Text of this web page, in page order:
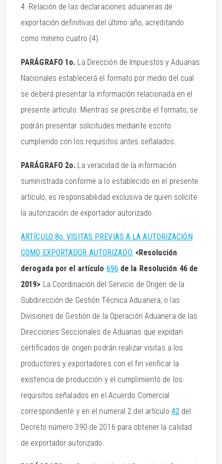
4. Relación de las declaraciones aduaneras de
exportación definitivas del último año, acreditando
como mínimo cuatro (4).
PARÁGRAFO 1o. La Dirección de Impuestos y Aduanas
Nacionales establecerá el formato por medio del cual
se deberá presentar la información relacionada en el
presente artículo. Mientras se prescribe el formato, se
podrán presentar solicitudes mediante escrito
cumpliendo con los requisitos antes señalados.
PARÁGRAFO 2o. La veracidad de la información
suministrada conforme a lo establecido en el presente
artículo, es responsabilidad exclusiva de quien solicite
la autorización de exportador autorizado.
ARTÍCULO 8o. VISITAS PREVIAS A LA AUTORIZACIÓN
COMO EXPORTADOR AUTORIZADO. <Resolución
derogada por el artículo 696 de la Resolución 46 de
2019> La Coordinación del Servicio de Origen de la
Subdirección de Gestión Técnica Aduanera, o las
Divisiones de Gestión de la Operación Aduanera de las
Direcciones Seccionales de Aduanas que expidan
certificados de origen podrán realizar visitas a los
productores y exportadores con el fin verificar la
existencia de producción y el cumplimiento de los
requisitos señalados en el Acuerdo Comercial
correspondiente y en el numeral 2 del artículo 42del
Decreto número 390 de 2016 para obtener la calidad
de exportador autorizado.